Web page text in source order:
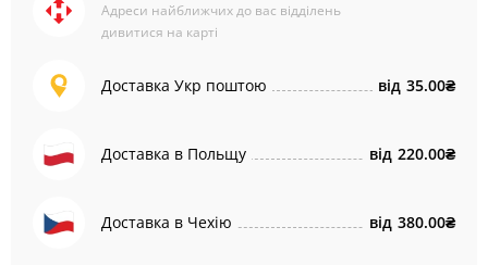
Адреси найближчих до вас відділень
дивитися на карті
Доставка Укр поштою від 35.00₴
Доставка в Польщу від 220.00₴
Доставка в Чехію від 380.00₴